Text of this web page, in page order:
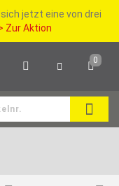
jetzt eine von drei
Zur Aktion
SUCHE
0